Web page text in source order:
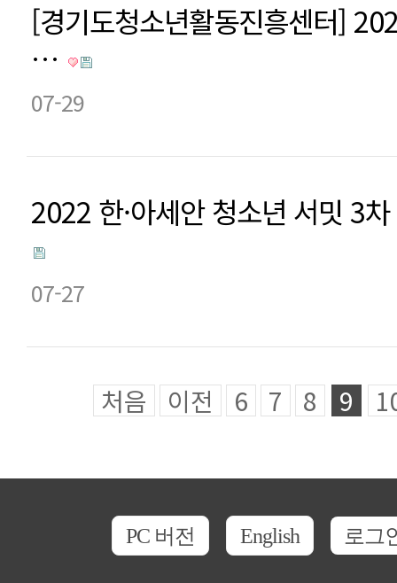
[경기도청소년활동진흥센터]
…
07-29
2022 한·아세안 청소년 서밋 3
07-27
처음 이전 6 7 8 9
PC 버전 English 로그